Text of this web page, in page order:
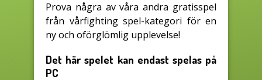
Prova några av våra andra gratisspel
från vårfighting spel-kategori för en
ny och oförglömlig upplevelse!
Det här spelet kan endast spelas på
PC